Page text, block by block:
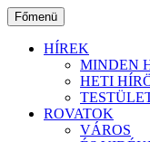
Ugrás
a
tartalomhoz
Főmenü
HÍREK
MINDEN
HETI
ROVATOK
VÁROS